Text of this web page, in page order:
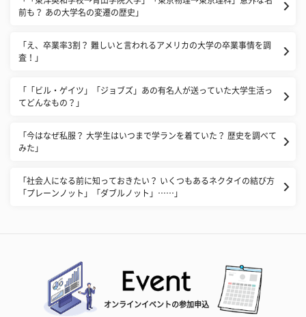
前も？ あの大学名の変遷の歴史」
「え、卒業率3割？ 難しいと言われるアメリカの大学の卒業事情を調
査！」
「「ビル・ゲイツ」「ジョブズ」あの有名人が送っていた大学生活っ
てどんなもの？」
「今はなぜ私服？ 大学生はいつまで学ランを着ていた？ 歴史を調べて
みた」
「社会人になる前に知っておきたい？ いくつもあるネクタイの結び方
「プレーンノット」「ダブルノット」……」
オンラインイベントの参加申込